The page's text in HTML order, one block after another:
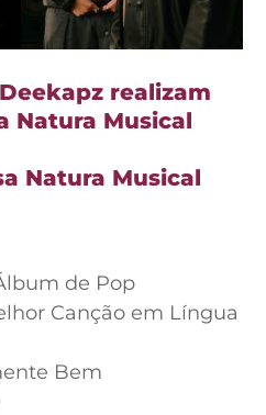
realizam
Natura Musical
Natura Musical
de Pop
Canção em Língua
Bem